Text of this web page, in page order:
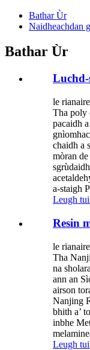
Bathar Ùr
Naidheachdan
Bathar Ùr
Luchd-
le
Tha poly
pacaidh
chaidh a
mòran
a-staigh
Leugh
Resin
le
Tha
na
ann an
airson
Nanjing
bhith a’
inbhe
Leugh